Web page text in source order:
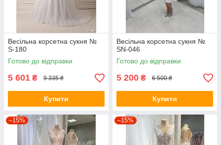
Весільна корсетна сукня №
S-180
Готово до відправки
5 601 ₴ 9 335 ₴
Купити
Весільна корсетна сукня №
SN-046
Готово до відправки
5 200 ₴ 6 500 ₴
Купити
–15% –15%